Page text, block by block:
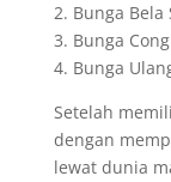
2. Bunga Bela
3. Bunga
4. Bunga
Setelah
dengan
lewat dunia